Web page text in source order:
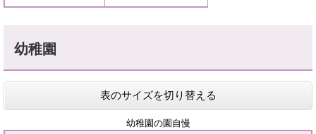
幼稚園
表のサイズを切り替える
幼稚園の園自慢